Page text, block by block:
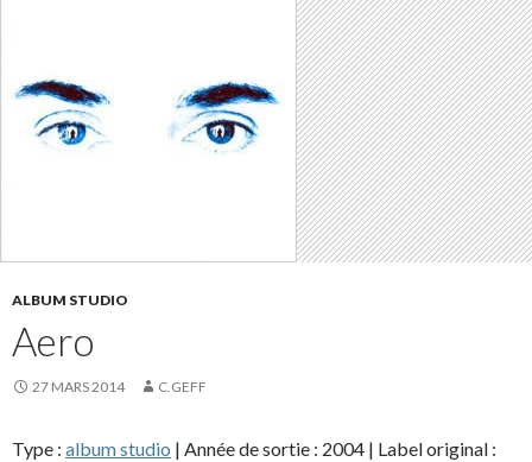
ALBUM STUDIO
Aero
27 MARS 2014 C.GEFF
Type : album studio | Année de sortie : 2004 | Label original :